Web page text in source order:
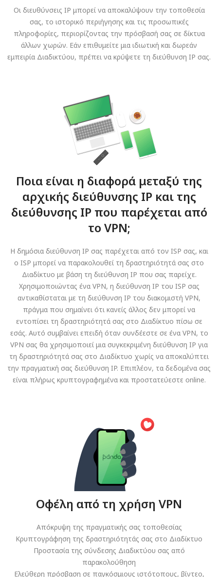
Οι διευθύνσεις IP μπορεί να αποκαλύψουν την τοποθεσία
σας, το ιστορικό περιήγησης και τις προσωπικές
πληροφορίες, περιορίζοντας την πρόσβασή σας σε δίκτυα
άλλων χωρών. Εάν επιθυμείτε μια ιδιωτική και δωρεάν
εμπειρία Διαδικτύου, πρέπει να κρύψετε τη διεύθυνση IP σας.
Ποια είναι η διαφορά μεταξύ της
αρχικής διεύθυνσης IP και της
διεύθυνσης IP που παρέχεται από
το VPN;
Η δημόσια διεύθυνση IP σας παρέχεται από τον ISP σας, και
ο ISP μπορεί να παρακολουθεί τη δραστηριότητά σας στο
Διαδίκτυο με βάση τη διεύθυνση IP που σας παρείχε.
Χρησιμοποιώντας ένα VPN, η διεύθυνση IP του ISP σας
αντικαθίσταται με τη διεύθυνση IP του διακομιστή VPN,
πράγμα που σημαίνει ότι κανείς άλλος δεν μπορεί να
εντοπίσει τη δραστηριότητά σας στο Διαδίκτυο πίσω σε
εσάς. Αυτό συμβαίνει επειδή όταν συνδέεστε σε ένα VPN, το
VPN σας θα χρησιμοποιεί μια συγκεκριμένη διεύθυνση IP για
τη δραστηριότητά σας στο Διαδίκτυο χωρίς να αποκαλύπτει
την πραγματική σας διεύθυνση IP. Επιπλέον, τα δεδομένα σας
είναι πλήρως κρυπτογραφημένα και προστατεύεστε online.
Οφέλη από τη χρήση VPN
Απόκρυψη της πραγματικής σας τοποθεσίας
Κρυπτογράφηση της δραστηριότητάς σας στο Διαδίκτυο
Προστασία της σύνδεσης Διαδικτύου σας από
παρακολούθηση
Ελεύθερη πρόσβαση σε παγκόσμιους ιστότοπους, βίντεο,